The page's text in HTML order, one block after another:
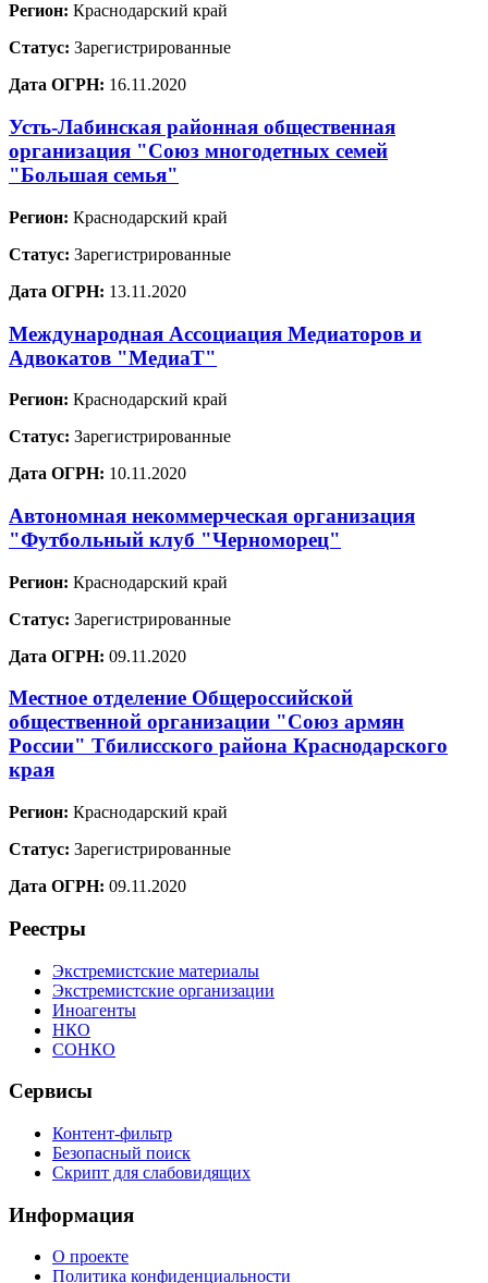
Регион: Краснодарский край
Статус: Зарегистрированные
Дата ОГРН: 16.11.2020
Усть-Лабинская районная общественная
организация "Союз многодетных семей
"Большая семья"
Регион: Краснодарский край
Статус: Зарегистрированные
Дата ОГРН: 13.11.2020
Международная Ассоциация Медиаторов и
Адвокатов "МедиаТ"
Регион: Краснодарский край
Статус: Зарегистрированные
Дата ОГРН: 10.11.2020
Автономная некоммерческая организация
"Футбольный клуб "Черноморец"
Регион: Краснодарский край
Статус: Зарегистрированные
Дата ОГРН: 09.11.2020
Местное отделение Общероссийской
общественной организации "Союз армян
России" Тбилисского района Краснодарского
края
Регион: Краснодарский край
Статус: Зарегистрированные
Дата ОГРН: 09.11.2020
Реестры
Экстремистские материалы
Экстремистские организации
Иноагенты
НКО
СОНКО
Сервисы
Контент-фильтр
Безопасный поиск
Скрипт для слабовидящих
Информация
О проекте
Политика конфиденциальности